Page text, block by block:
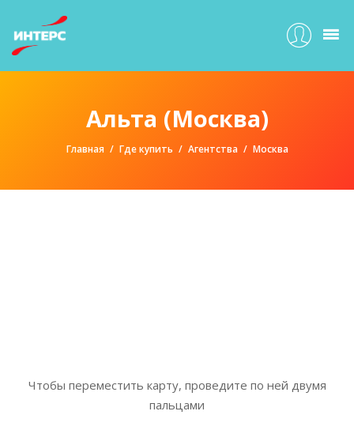
Альта (Москва)
Главная Где купить Агентства Москва
Чтобы переместить карту, проведите по ней двумя
пальцами